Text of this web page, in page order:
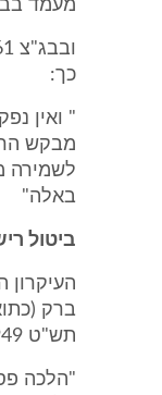
מעמד
כך:
" ואין
מבקש
לשמירה
באלה"
ביטול
תש"ט 1949, מינהל נפת פתח תקווה משרד הפנים פ"ד לו (1) 317, 327-328(1981):
"הלכה